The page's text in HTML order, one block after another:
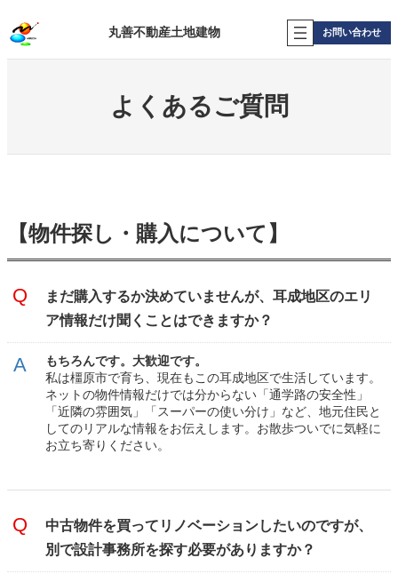
容
丸善不動産土地建物 お問い合わせ
よくあるご質問
【物件探し・購入について】
まだ購入するか決めていませんが、耳成地区のエリ
ア情報だけ聞くことはできますか？
もちろんです。大歓迎です。
私は橿原市で育ち、現在もこの耳成地区で生活しています。
ネットの物件情報だけでは分からない「通学路の安全性」
「近隣の雰囲気」「スーパーの使い分け」など、地元住民と
してのリアルな情報をお伝えします。お散歩ついでに気軽に
お立ち寄りください。
中古物件を買ってリノベーションしたいのですが、
別で設計事務所を探す必要がありますか？